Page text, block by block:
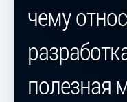
чему
полезная